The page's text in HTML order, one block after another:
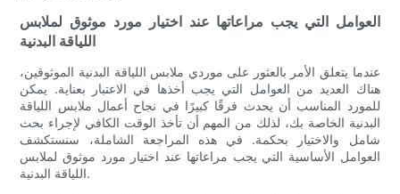
العوامل التي يجب مراعاتها عند اختيار مورد موثوق لملابس
اللياقة البدنية
عندما يتعلق الأمر بالعثور على موردي ملابس اللياقة البدنية الموثوقين،
هناك العديد من العوامل التي يجب أخذها في الاعتبار بعناية. يمكن
للمورد المناسب أن يحدث فرقًا كبيرًا في نجاح أعمال ملابس اللياقة
البدنية الخاصة بك، لذلك من المهم أن تأخذ الوقت الكافي لإجراء بحث
شامل والاختيار بحكمة. في هذه المراجعة الشاملة، سنستكشف
العوامل الأساسية التي يجب مراعاتها عند اختيار مورد موثوق لملابس
اللياقة البدنية.